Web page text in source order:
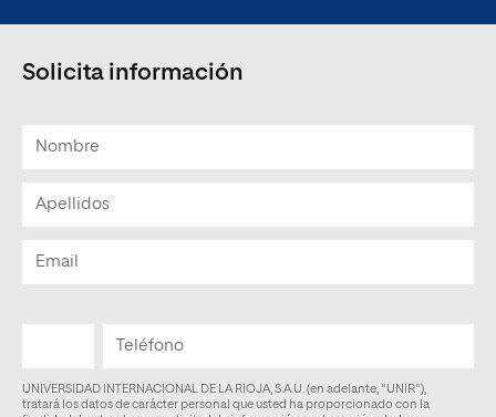
Solicita información